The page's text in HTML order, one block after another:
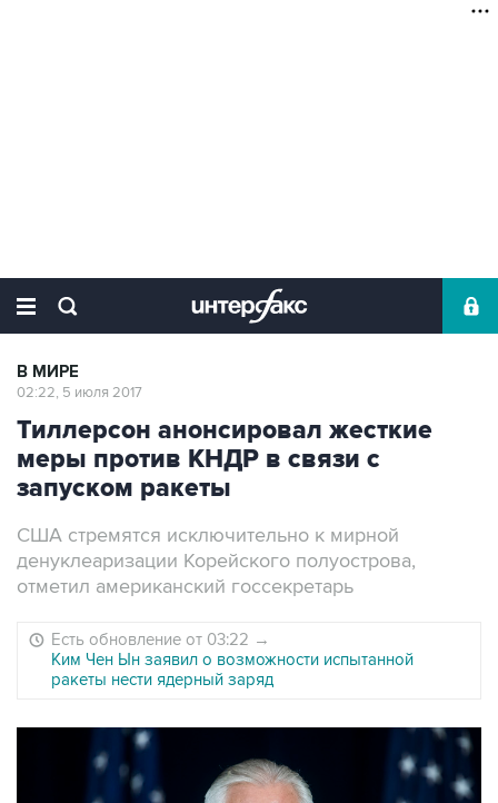
В МИРЕ
02:22, 5 июля 2017
Тиллерсон анонсировал жесткие
меры против КНДР в связи с
запуском ракеты
США стремятся исключительно к мирной
денуклеаризации Корейского полуострова,
отметил американский госсекретарь
Есть обновление от 03:22 →
Ким Чен Ын заявил о возможности испытанной
ракеты нести ядерный заряд